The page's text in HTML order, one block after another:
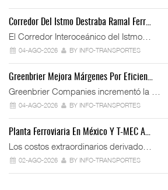
Corredor Del Istmo Destraba Ramal Ferr…
El Corredor Interoceánico del Istmo…
04-AGO-2026 BY INFO-TRANSPORTES
Greenbrier Mejora Márgenes Por Eficien…
Greenbrier Companies incrementó la …
04-AGO-2026 BY INFO-TRANSPORTES
Planta Ferroviaria En México Y T-MEC A…
Los costos extraordinarios derivado…
02-AGO-2026 BY INFO-TRANSPORTES